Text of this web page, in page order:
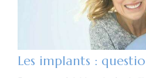
Les implants :